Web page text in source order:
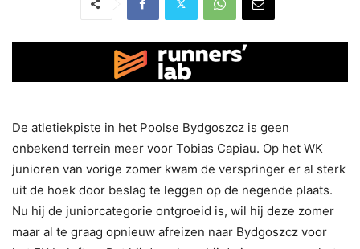
De atletiekpiste in het Poolse Bydgoszcz is geen
onbekend terrein meer voor Tobias Capiau. Op het WK
junioren van vorige zomer kwam de verspringer er al sterk
uit de hoek door beslag te leggen op de negende plaats.
Nu hij de juniorcategorie ontgroeid is, wil hij deze zomer
maar al te graag opnieuw afreizen naar Bydgoszcz voor